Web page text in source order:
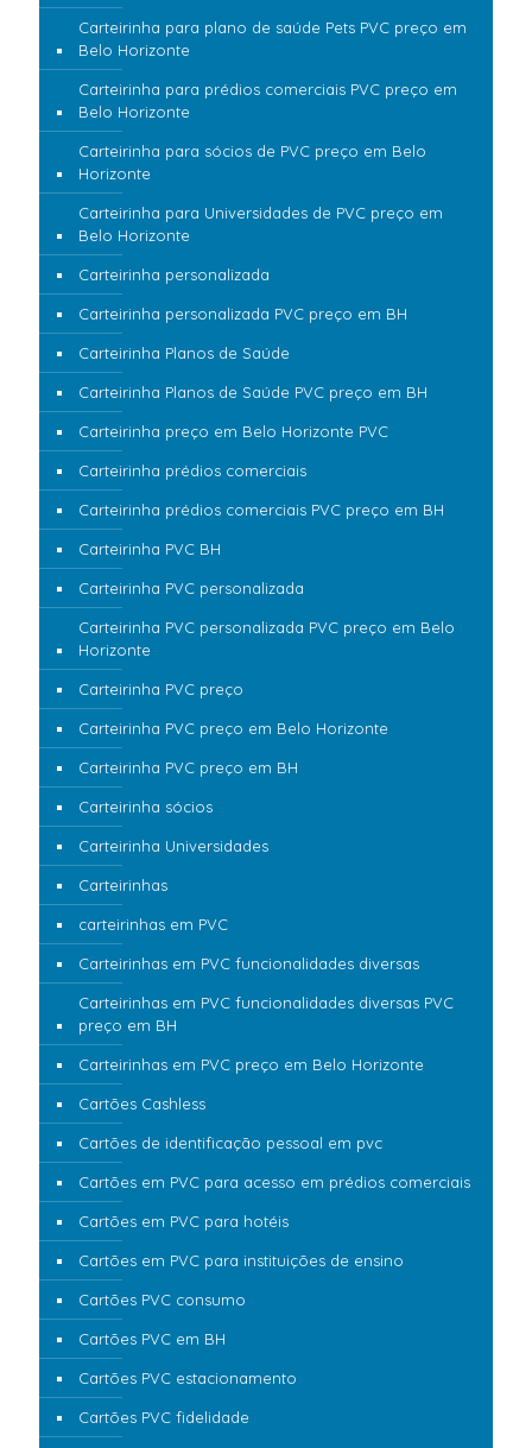
Carteirinha para plano de saúde Pets PVC preço em
Belo Horizonte
Carteirinha para prédios comerciais PVC preço em
Belo Horizonte
Carteirinha para sócios de PVC preço em Belo
Horizonte
Carteirinha para Universidades de PVC preço em
Belo Horizonte
Carteirinha personalizada
Carteirinha personalizada PVC preço em BH
Carteirinha Planos de Saúde
Carteirinha Planos de Saúde PVC preço em BH
Carteirinha preço em Belo Horizonte PVC
Carteirinha prédios comerciais
Carteirinha prédios comerciais PVC preço em BH
Carteirinha PVC BH
Carteirinha PVC personalizada
Carteirinha PVC personalizada PVC preço em Belo
Horizonte
Carteirinha PVC preço
Carteirinha PVC preço em Belo Horizonte
Carteirinha PVC preço em BH
Carteirinha sócios
Carteirinha Universidades
Carteirinhas
carteirinhas em PVC
Carteirinhas em PVC funcionalidades diversas
Carteirinhas em PVC funcionalidades diversas PVC
preço em BH
Carteirinhas em PVC preço em Belo Horizonte
Cartões Cashless
Cartões de identificação pessoal em pvc
Cartões em PVC para acesso em prédios comerciais
Cartões em PVC para hotéis
Cartões em PVC para instituições de ensino
Cartões PVC consumo
Cartões PVC em BH
Cartões PVC estacionamento
Cartões PVC fidelidade